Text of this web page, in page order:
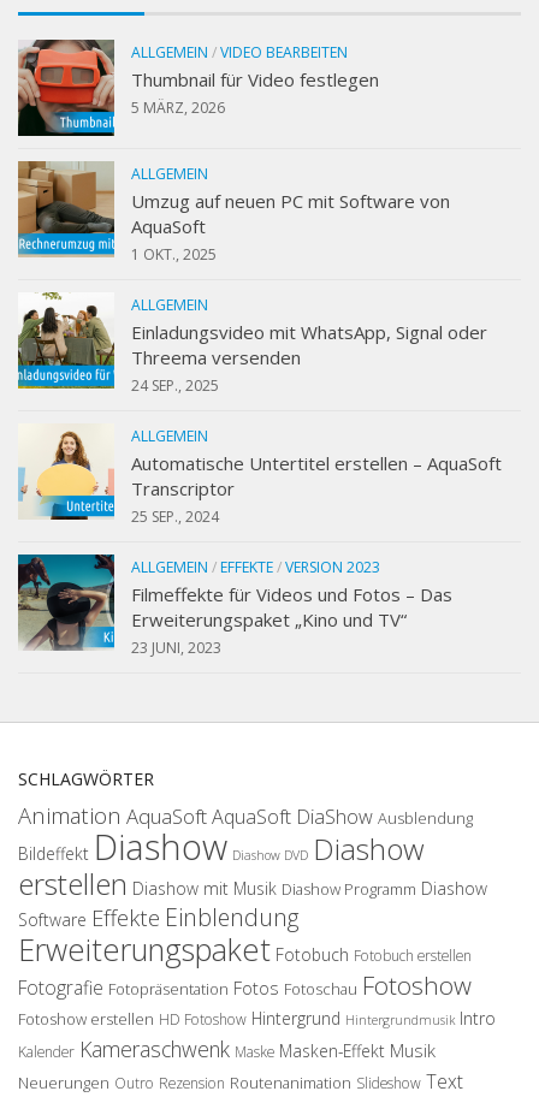
ALLGEMEIN /VIDEO BEARBEITEN
Thumbnail für Video festlegen
5 MÄRZ, 2026
ALLGEMEIN
Umzug auf neuen PC mit Software von
AquaSoft
1 OKT., 2025
ALLGEMEIN
Einladungsvideo mit WhatsApp, Signal oder
Threema versenden
24 SEP., 2025
ALLGEMEIN
Automatische Untertitel erstellen – AquaSoft
Transcriptor
25 SEP., 2024
ALLGEMEIN / EFFEKTE/VERSION 2023
Filmeffekte für Videos und Fotos – Das
Erweiterungspaket „Kino und TV“
23 JUNI, 2023
SCHLAGWÖRTER
Animation AquaSoftAquaSoft DiaShow Ausblendung
Bildeffekt Diashow Diashow DVD Diashow
erstellen Diashow mit Musik Diashow Programm Diashow
Software Effekte Einblendung
Erweiterungspaket Fotobuch Fotobuch erstellen
Fotografie Fotopräsentation Fotos Fotoschau Fotoshow
Fotoshow erstellen HD Fotoshow Hintergrund Hintergrundmusik Intro
Kalender Kameraschwenk Maske Masken-Effekt Musik
Neuerungen Outro Rezension Routenanimation Slideshow Text